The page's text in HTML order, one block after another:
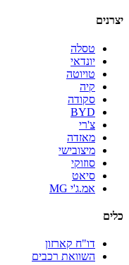
יצרנים
טסלה
יונדאי
טויוטה
קיה
סקודה
BYD
צ'רי
מאזדה
מיצובישי
סוזוקי
סיאט
אמ.ג'י MG
כלים
דו"ח קארזון
השוואת רכבים